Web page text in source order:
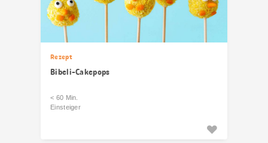
Rezept
Bibeli-Cakepops
< 60 Min.
Einsteiger